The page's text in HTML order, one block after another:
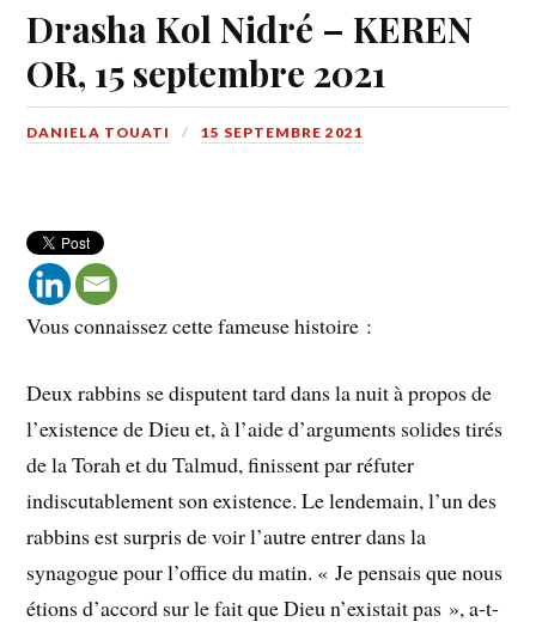
Drasha Kol Nidré – KEREN
OR, 15 septembre 2021
DANIELA TOUATI 15 SEPTEMBRE 2021
Vous connaissez cette fameuse histoire :
Deux rabbins se disputent tard dans la nuit à propos de
l’existence de Dieu et, à l’aide d’arguments solides tirés
de la Torah et du Talmud, finissent par réfuter
indiscutablement son existence. Le lendemain, l’un des
rabbins est surpris de voir l’autre entrer dans la
synagogue pour l’office du matin. « Je pensais que nous
étions d’accord sur le fait que Dieu n’existait pas », a-t-